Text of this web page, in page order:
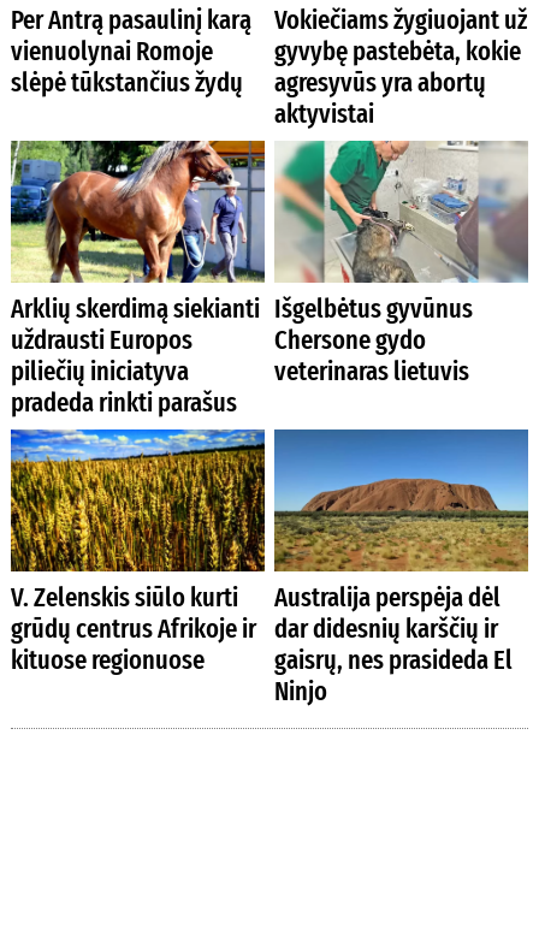
Per Antrą pasaulinį karą
vienuolynai Romoje
slėpė tūkstančius žydų
Vokiečiams žygiuojant už
gyvybę pastebėta, kokie
agresyvūs yra abortų
aktyvistai
Arklių skerdimą siekianti
uždrausti Europos
piliečių iniciatyva
pradeda rinkti parašus
Išgelbėtus gyvūnus
Chersone gydo
veterinaras lietuvis
V. Zelenskis siūlo kurti
grūdų centrus Afrikoje ir
kituose regionuose
Australija perspėja dėl
dar didesnių karščių ir
gaisrų, nes prasideda El
Ninjo